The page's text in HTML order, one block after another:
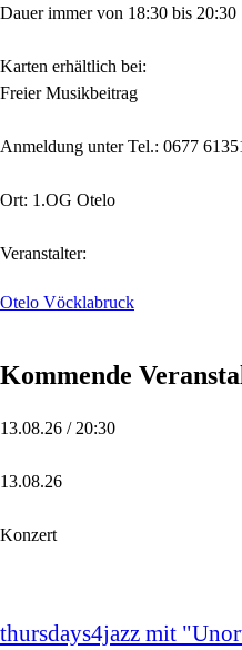
Dauer immer von 18:30 bis 20:30
Karten erhältlich bei:
Freier Musikbeitrag
Anmeldung unter Tel.: 0677
Ort: 1.OG Otelo
Veranstalter:
Otelo Vöcklabruck
Kommende
13.08.26 / 20:30
13.08.26
Konzert
thursdays4jazz mit